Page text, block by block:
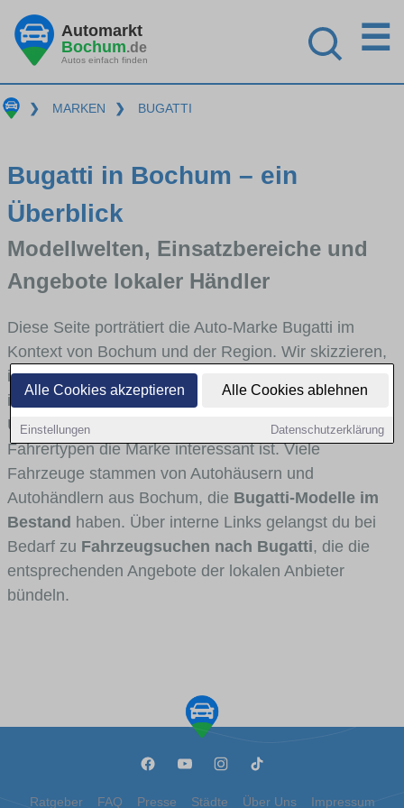
Alle Cookies akzeptieren Alle Cookies ablehnen
Einstellungen Datenschutzerklärung
Automarkt
Bochum.de
Autos einfach finden
☰
❯ MARKEN ❯ BUGATTI
Bugatti in Bochum – ein
Überblick
Modellwelten, Einsatzbereiche und
Angebote lokaler Händler
Diese Seite porträtiert die Auto-Marke Bugatti im
Kontext von Bochum und der Region. Wir skizzieren,
in welchen Fahrzeugklassen Bugatti stark vertreten
ist, welche Modellreihen häufig im Stadt- und
Umlandverkehr zu sehen sind und für welche
Fahrertypen die Marke interessant ist. Viele
Fahrzeuge stammen von Autohäusern und
Autohändlern aus Bochum, die Bugatti-Modelle im
Bestand haben. Über interne Links gelangst du bei
Bedarf zu Fahrzeugsuchen nach Bugatti, die die
entsprechenden Angebote der lokalen Anbieter
bündeln.
Ratgeber FAQ Presse Städte Über Uns Impressum